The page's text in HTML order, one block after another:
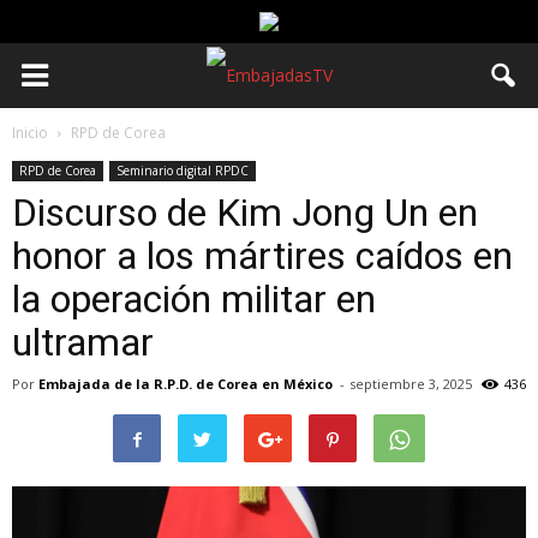
Inicio RPD de Corea
RPD de Corea Seminario digital RPDC
Discurso de Kim Jong Un en
honor a los mártires caídos en
la operación militar en
ultramar
Por Embajada de la R.P.D. de Corea en México - septiembre 3, 2025 436